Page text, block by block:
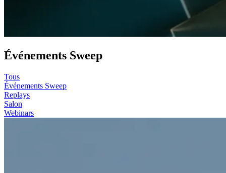
Événements Sweep
Tous
Événements Sweep
Replays
Salon
Webinars